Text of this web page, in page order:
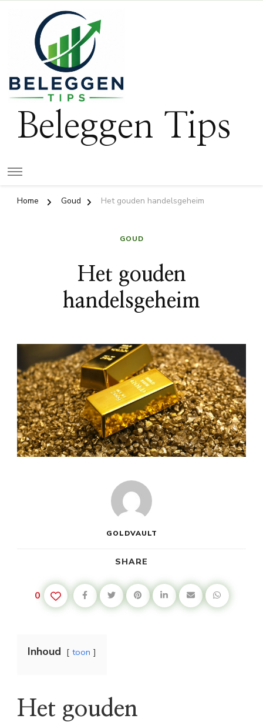
Beleggen Tips
Home Goud Het gouden handelsgeheim
GOUD
Het gouden
handelsgeheim
GOLDVAULT
SHARE
0
Inhoud toon
Het gouden